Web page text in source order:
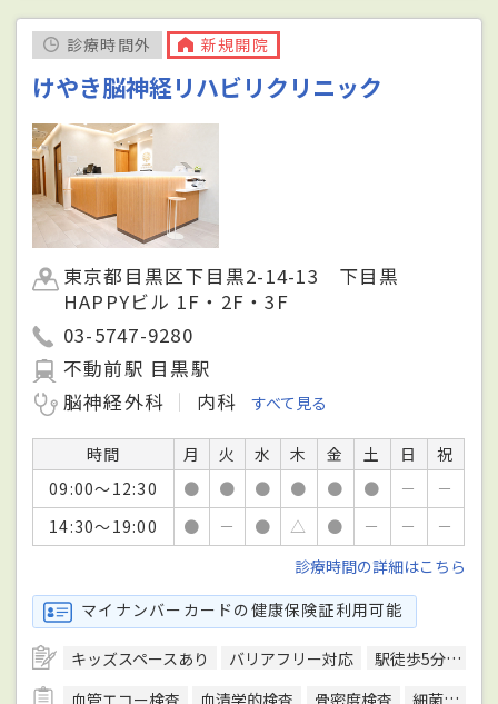
診療時間外 新規開院
けやき脳神経リハビリクリニック
東京都目黒区下目黒2-14-13 下目黒
HAPPYビル 1F・2F・3F
03-5747-9280
不動前駅 目黒駅
脳神経外科
内科 すべて見る
時間 月 火 水 木 金 土 日
祝
09:00～12:30
● ● ● ● ● ● －
－
14:30～19:00
● － ● △ ● － －
－
診療時間の詳細はこちら
マイナンバーカードの健康保険証利用可能
キッズスペースあり バリアフリー対応 駅徒歩5分圏内
血管エコー検査
血清学的検査 骨密度検査 細菌検査